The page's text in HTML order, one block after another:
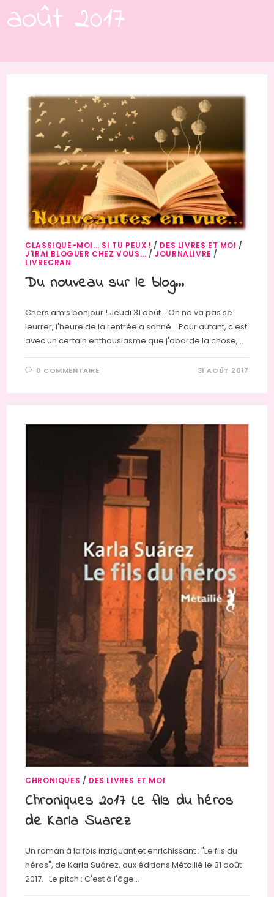
août 2017
CLASSIQUE-MOI... SI TU PEUX ! / DES LIVRES ET MOI /
J'IRAI BLOGUER CHEZ VOUS... /JOURNALIVRE /
LIVRECRAN
Du nouveau sur le blog…
Chers amis bonjour ! Jeudi 31 août... On ne va pas se
leurrer, l'heure de la rentrée a sonné... Pour autant, c'est
avec un certain enthousiasme que j'aborde la chose,…
0 COMMENTAIRE 31 AOÛT 2017
CHRONIQUES / DES LIVRES ET MOI
Chroniques 2017 Le fils du héros
de Karla Suarez
Un roman à la fois intriguant et enrichissant : "Le fils du
héros", de Karla Suárez, aux éditions Métailié le 31 août
2017. Le pitch : C'est à l'âge…